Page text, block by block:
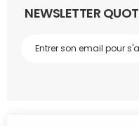
NEWSLETTER